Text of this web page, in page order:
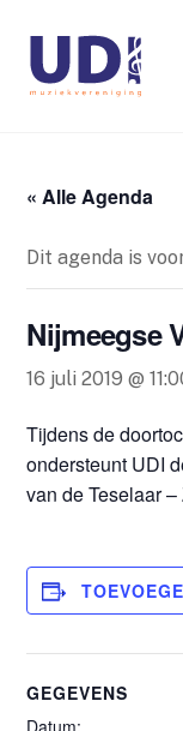
« Alle Agenda
Dit agenda is
Nijmeegse
16 juli 2019 @
Tijdens de
ondersteunt UDI
van de Teselaar
GEGEVENS